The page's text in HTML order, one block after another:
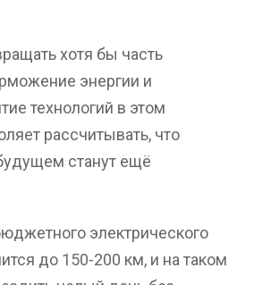
хотя бы часть
энергии и
технологий в этом
рассчитывать, что
станут ещё
электрического
до 150-200 км, и на таком